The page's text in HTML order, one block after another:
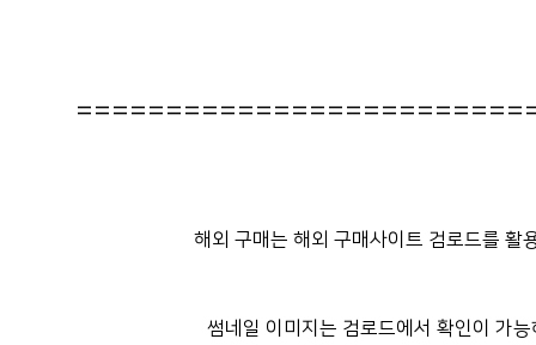
해외 구매는 해외 구매사이트 검로드를 활
썸네일 이미지는 검로드에서 확인이 가능